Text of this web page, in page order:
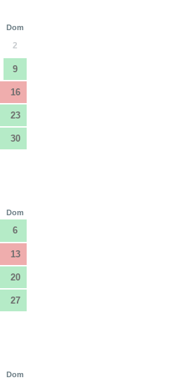
Dom
2
9
16
23
30
Dom
6
13
20
27
Dom